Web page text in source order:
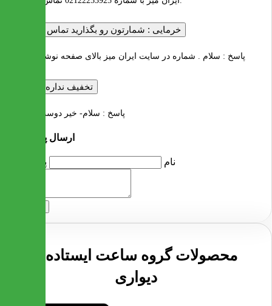
خرمایی : شمارتون رو بگذارید تماس بگیرم
پاسخ : سلام . شماره در سایت ایران میز بالای صفحه نوشته شده
تخفیف نداره
پاسخ : سلام- خیر دوست عزیز
ارسال پرسش
نام پرسش
محصولات گروه ساعت ایستاده و
دیواری